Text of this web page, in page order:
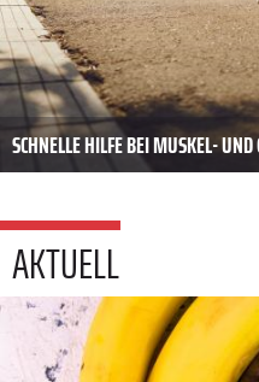
SCHNELLE HILFE BEI MUSKEL-
AKTUELL